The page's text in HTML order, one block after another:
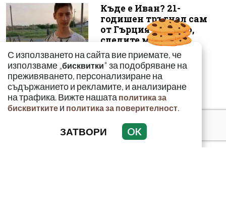
Къде е Иван? 21-
годишен тръгнал сам
от Гърция с 10 евро,
следите му се...
С използването на сайта вие приемате, че
използваме „бисквитки" за подобряване на
преживяването, персонализиране на
съдържанието и рекламите, и анализиране
на трафика. Вижте нашата политика за
бисквитките и политика за поверителност.
ЗАТВОРИ OK